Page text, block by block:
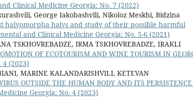
Clinical Medicine Georgia: No. 7 (2022)
George Iakobashvili, Nikoloz Meskhi, Bidzina
halyomorpha halys and study of their possible harmful
and Clinical Medicine Georgia: No. 5-6 (2021)
TSKHOVREBADZE, IRMA TSKHOVREBADZE, IRAKLI
OF ECOTOURISM AND WINE TOURISM IN
(2023)
MARINE KALANDARISHVILI, KETEVAN
OUTSIDE THE HUMAN BODY AND ITS
Georgia: No. 4 (2023)